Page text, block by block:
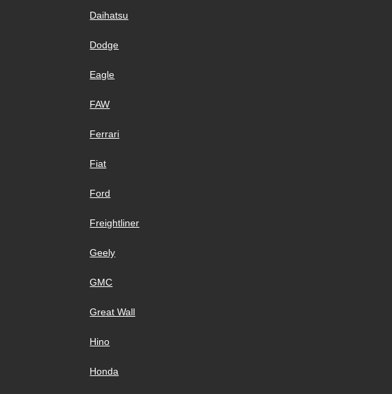
Daihatsu
Dodge
Eagle
FAW
Ferrari
Fiat
Ford
Freightliner
Geely
GMC
Great Wall
Hino
Honda